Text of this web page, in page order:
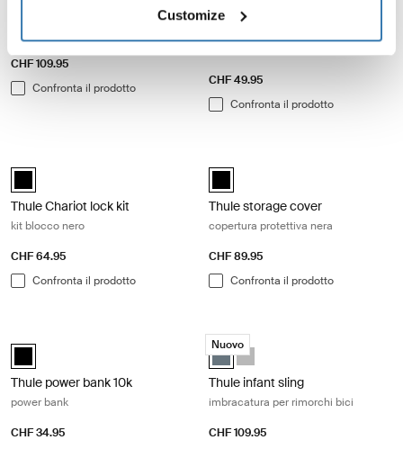
Customize
CHF 109.95
Confronta il prodotto
Thule ezHitch locking cable
CHF 49.95
Confronta il prodotto
Thule Chariot lock kit Nero (selected)
Thule Chariot lock kit
kit blocco nero
CHF 64.95
Confronta il prodotto
Thule storage cover Nero
Thule storage cover
copertura protettiva nera
CHF 89.95
Confronta il prodotto
Thule power bank 10k power bank Black
Thule power bank 10k Nero (selected)
Thule power bank 10k
power bank
CHF 34.95
Thule infant sling imbracatura per
Nuovo
Thule infant sling Grigio scuro
Thule infant sling Grigio
Thule infant sling
imbracatura per rimorchi bici
CHF 109.95